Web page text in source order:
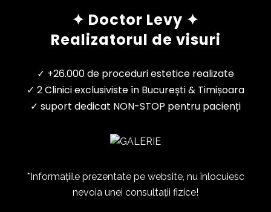
✦ Doctor Levy ✦
Realizatorul de visuri
✓ +26.000 de proceduri estetice realizate
✓ 2 Clinici exclusiviste în București & Timișoara
✓ suport dedicat NON-STOP pentru pacienți
*Informațiile prezentate pe website, nu înlocuiesc
nevoia unei consultații fizice!